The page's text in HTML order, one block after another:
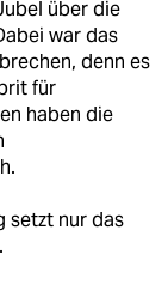
über die
war das
denn es
für
haben die
setzt nur das